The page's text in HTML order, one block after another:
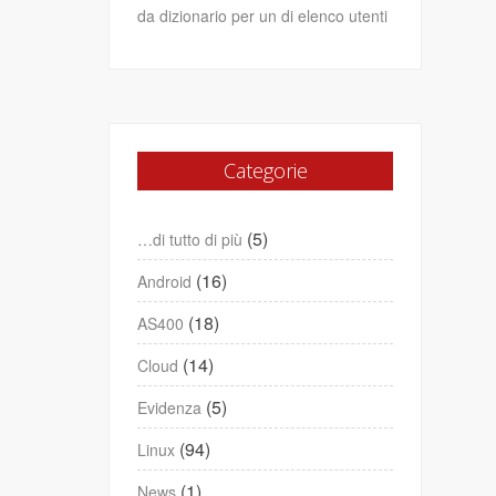
da dizionario per un di elenco utenti
Categorie
…di tutto di più (5)
Android (16)
AS400 (18)
Cloud (14)
Evidenza (5)
Linux (94)